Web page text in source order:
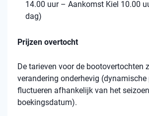
14.00 uur – Aankomst Kiel 10.00
dag)
Prijzen overtocht
De tarieven voor de bootovertochten
verandering onderhevig (dynamische
fluctueren afhankelijk van het
boekingsdatum).